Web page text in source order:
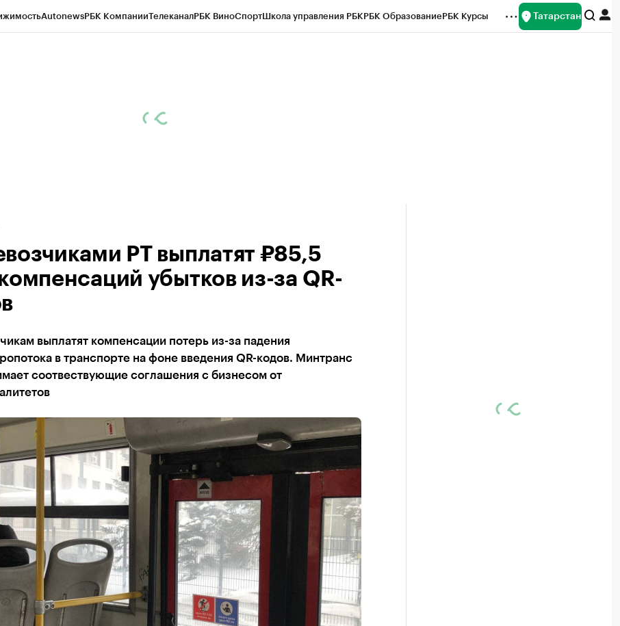
AutonewsРБК КомпанииТелеканалРБК ВиноСпортШкола управления РБКРБК ОбразованиеРБК Курсы Татарстан
РТ выплатят ₽85,5
убытков из-за QR-
выплатят компенсации потерь из-за падения
в транспорте на фоне введения QR-кодов. Минтранс
соотвествующие соглашения с бизнесом от